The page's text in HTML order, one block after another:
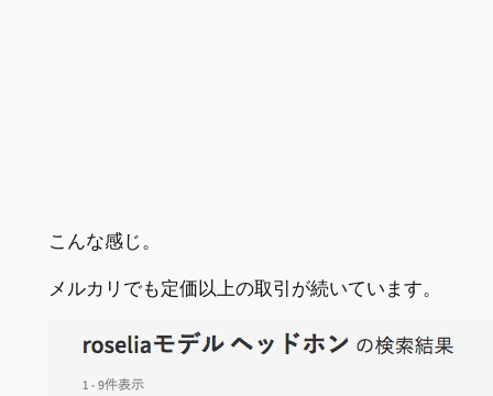
こんな感じ。
メルカリでも定価以上の取引が続いています。